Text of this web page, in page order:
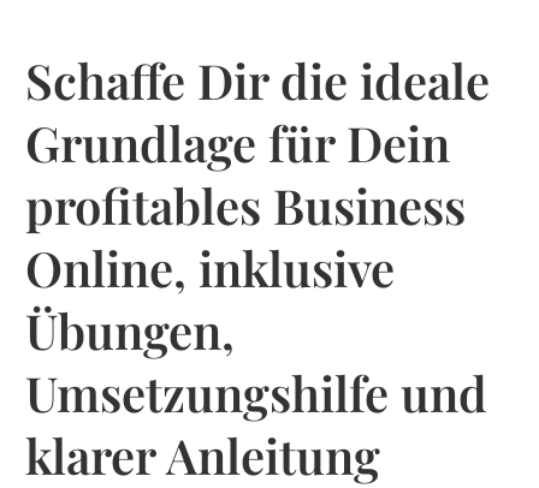
Schaffe Dir die ideale
Grundlage für Dein
profitables Business
Online, inklusive
Übungen,
Umsetzungshilfe und
klarer Anleitung